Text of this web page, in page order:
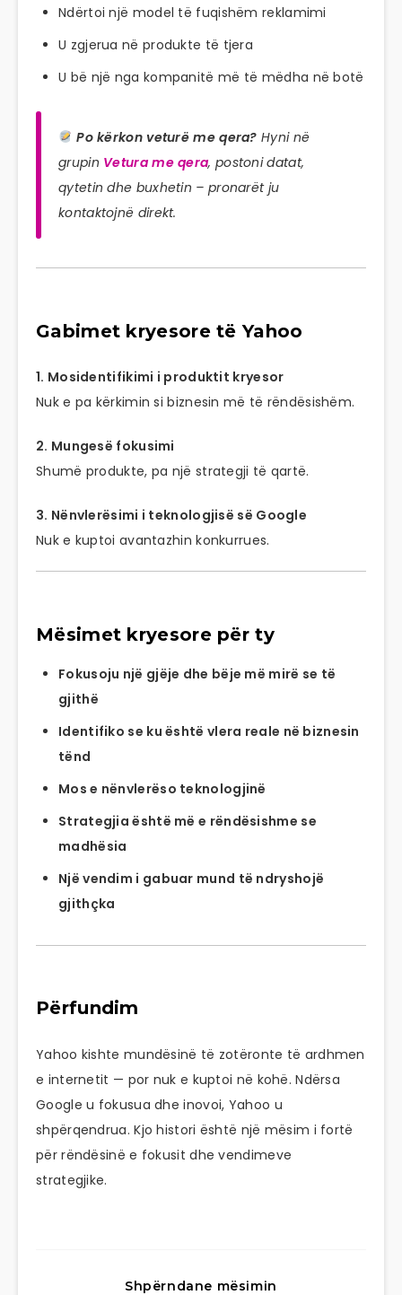
Ndërtoi një model të fuqishëm reklamimi
U zgjerua në produkte të tjera
U bë një nga kompanitë më të mëdha në botë
Po kërkon veturë me qera? Hyni në
grupin Vetura me qera, postoni datat,
qytetin dhe buxhetin – pronarët ju
kontaktojnë direkt.
Gabimet kryesore të Yahoo
1. Mosidentifikimi i produktit kryesor
Nuk e pa kërkimin si biznesin më të rëndësishëm.
2. Mungesë fokusimi
Shumë produkte, pa një strategji të qartë.
3. Nënvlerësimi i teknologjisë së Google
Nuk e kuptoi avantazhin konkurrues.
Mësimet kryesore për ty
Fokusoju një gjëje dhe bëje më mirë se të
gjithë
Identifiko se ku është vlera reale në biznesin
tënd
Mos e nënvlerëso teknologjinë
Strategjia është më e rëndësishme se
madhësia
Një vendim i gabuar mund të ndryshojë
gjithçka
Përfundim
Yahoo kishte mundësinë të zotëronte të ardhmen
e internetit — por nuk e kuptoi në kohë. Ndërsa
Google u fokusua dhe inovoi, Yahoo u
shpërqendrua. Kjo histori është një mësim i fortë
për rëndësinë e fokusit dhe vendimeve
strategjike.
Shpërndane mësimin